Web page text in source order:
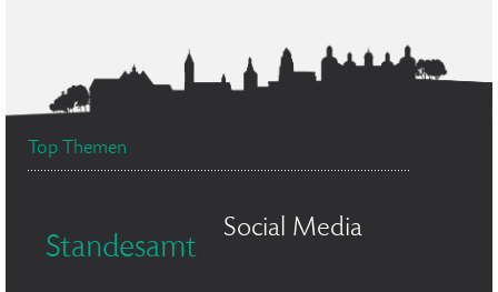
Top Themen
Standesamt
Social Media